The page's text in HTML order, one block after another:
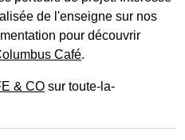
de l'enseigne sur nos
pour découvrir
Café.
& CO sur toute-la-